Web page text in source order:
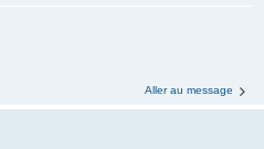
Aller au message